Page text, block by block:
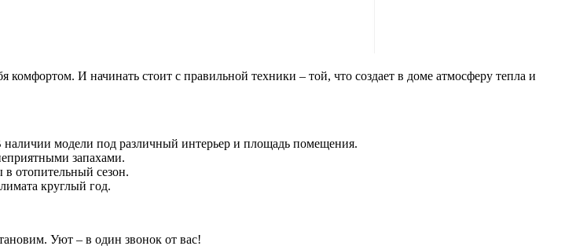
комфортом. И начинать стоит с правильной техники – той, что создает в доме атмосферу тепла и
модели под различный интерьер и площадь помещения.
запахами.
в отопительный сезон.
круглый год.
Уют – в один звонок от вас!